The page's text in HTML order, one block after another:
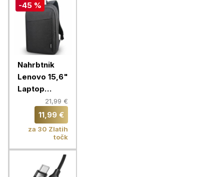
-45 %
Nahrbtnik
Lenovo 15,6"
Laptop
Backpack
B210, črn
21,99 €
11,99 €
za 30 Zlatih
točk